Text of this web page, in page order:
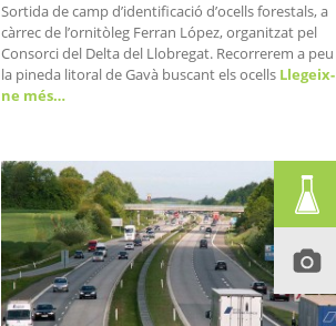
Sortida de camp d’identificació d’ocells forestals, a
càrrec de l’ornitòleg Ferran López, organitzat pel
Consorci del Delta del Llobregat. Recorrerem a peu
la pineda litoral de Gavà buscant els ocellsLlegeix-
ne més…